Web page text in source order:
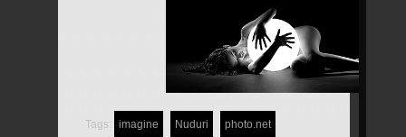
Tags: imagine Nuduri photo.net